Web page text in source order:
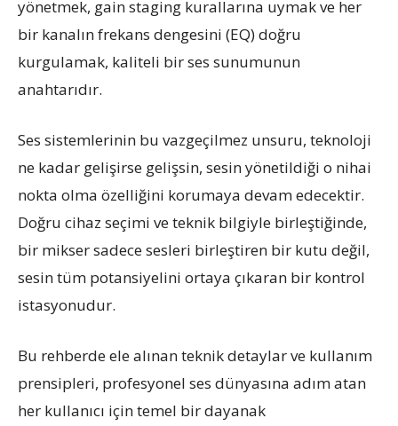
yönetmek, gain staging kurallarına uymak ve her
bir kanalın frekans dengesini (EQ) doğru
kurgulamak, kaliteli bir ses sunumunun
anahtarıdır.
Ses sistemlerinin bu vazgeçilmez unsuru, teknoloji
ne kadar gelişirse gelişsin, sesin yönetildiği o nihai
nokta olma özelliğini korumaya devam edecektir.
Doğru cihaz seçimi ve teknik bilgiyle birleştiğinde,
bir mikser sadece sesleri birleştiren bir kutu değil,
sesin tüm potansiyelini ortaya çıkaran bir kontrol
istasyonudur.
Bu rehberde ele alınan teknik detaylar ve kullanım
prensipleri, profesyonel ses dünyasına adım atan
her kullanıcı için temel bir dayanak